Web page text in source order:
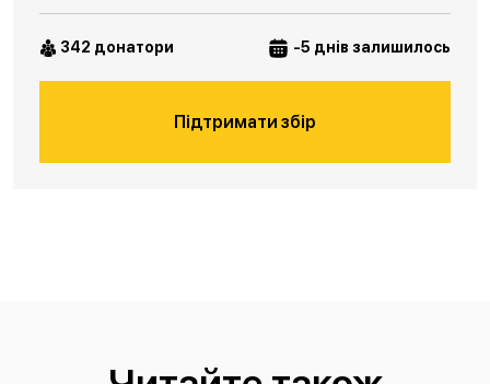
342 донатори -5 днів залишилось
Підтримати збір